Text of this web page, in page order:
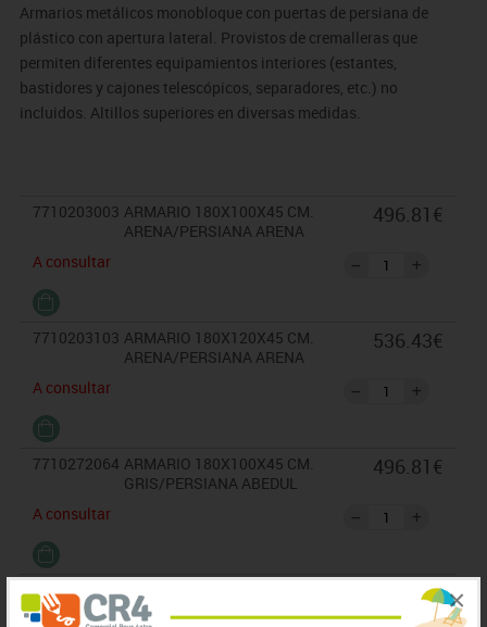
×
Armarios metálicos monobloque con puertas de persiana de
plástico con apertura lateral. Provistos de cremalleras que
permiten diferentes equipamientos interiores (estantes,
bastidores y cajones telescópicos, separadores, etc.) no
incluidos. Altillos superiores en diversas medidas.
7710203003 ARMARIO 180X100X45 CM.
ARENA/PERSIANA ARENA
A consultar
496.81€
7710203103 ARMARIO 180X120X45 CM.
ARENA/PERSIANA ARENA
A consultar
536.43€
7710272064 ARMARIO 180X100X45 CM.
GRIS/PERSIANA ABEDUL
A consultar
496.81€
7710272072 ARMARIO 180X100X45 CM.
GRIS/PERSIANA GRIS
451.66€